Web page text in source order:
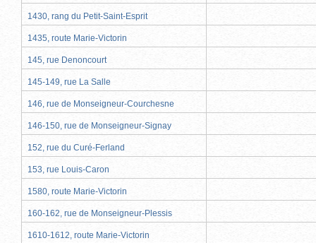
1430, rang du Petit-Saint-Esprit
1435, route Marie-Victorin
145, rue Denoncourt
145-149, rue La Salle
146, rue de Monseigneur-Courchesne
146-150, rue de Monseigneur-Signay
152, rue du Curé-Ferland
153, rue Louis-Caron
1580, route Marie-Victorin
160-162, rue de Monseigneur-Plessis
1610-1612, route Marie-Victorin